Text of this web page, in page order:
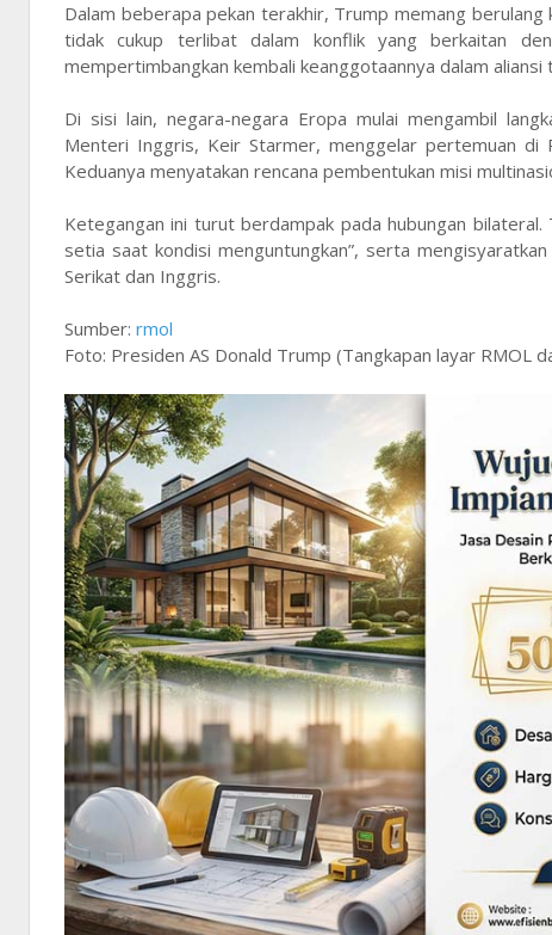
Dalam beberapa pekan terakhir, Trump memang
tidak cukup terlibat dalam konflik yang berkaitan
mempertimbangkan kembali keanggotaannya dalam aliansi
Di sisi lain, negara-negara Eropa mulai mengambil
Menteri Inggris, Keir Starmer, menggelar pertemuan di
Keduanya menyatakan rencana pembentukan misi
Ketegangan ini turut berdampak pada hubungan
setia saat kondisi menguntungkan”, serta
Serikat dan Inggris.
Sumber: rmol
Foto: Presiden AS Donald Trump (Tangkapan layar RMOL